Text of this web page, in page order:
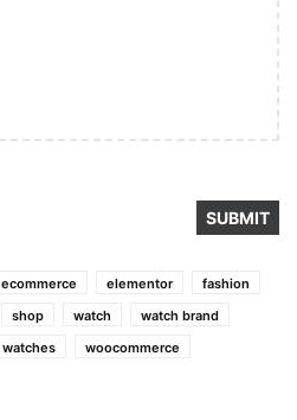
ecommerce elementor
fashion
shop watch
watch brand
watches
woocommerce